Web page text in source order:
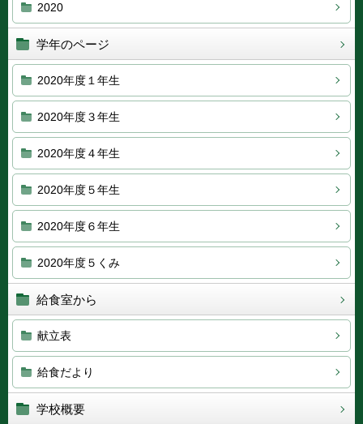
2020
学年のページ
2020年度１年生
2020年度３年生
2020年度４年生
2020年度５年生
2020年度６年生
2020年度５くみ
給食室から
献立表
給食だより
学校概要